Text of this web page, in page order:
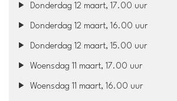
Donderdag 12 maart, 17.00 uur
Donderdag 12 maart, 16.00 uur
Donderdag 12 maart, 15.00 uur
Woensdag 11 maart, 17.00 uur
Woensdag 11 maart, 16.00 uur